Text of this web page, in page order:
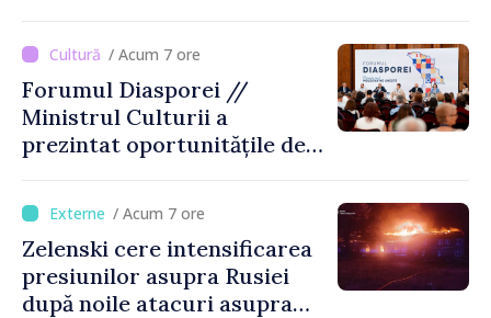
riscă amenzi de zeci de mii
de lei de lei/ Acum 7 ore
Forumul Diasporei //
Ministrul Culturii a
prezintat oportunitățile de
culturale și mobilitatea
artiștilor/ Acum 7 ore
Zelenski cere intensificarea
presiunilor asupra Rusiei
după noile atacuri asupra